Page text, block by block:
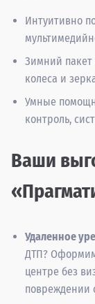
Интуитивно
Зимний пакет
колеса и
Умные
контроль,
Ваши
Удаленное
ДТП?
центре без
повреждении